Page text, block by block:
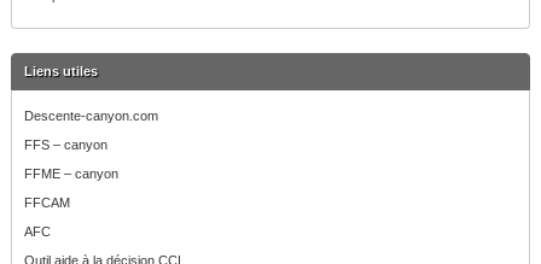
Liens utiles
Descente-canyon.com
FFS – canyon
FFME – canyon
FFCAM
AFC
Outil aide à la décision CCI